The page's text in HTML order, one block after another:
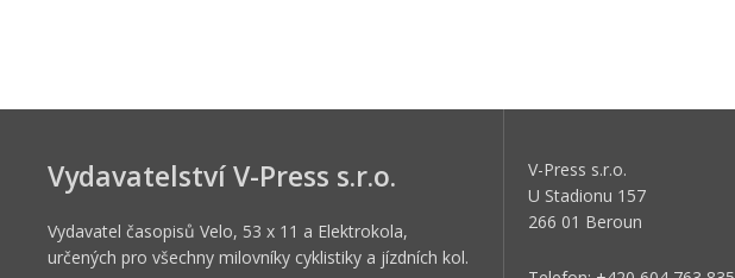
Vydavatelství V-Press s.r.o.
Vydavatel časopisů Velo, 53 x 11 a Elektrokola,
určených pro všechny milovníky cyklistiky a jízdních kol.
V-Press s.r.o.
U Stadionu 157
266 01 Beroun